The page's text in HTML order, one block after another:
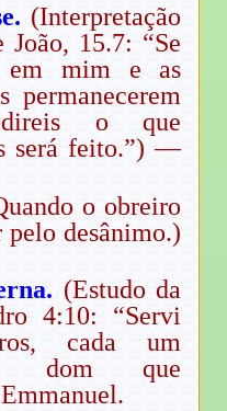
(Interpretação
João, 15.7: “Se
em mim e as
permanecerem
o que
será feito.”) —
o obreiro
desânimo.)
(Estudo da
4:10: “Servi
cada um
dom que